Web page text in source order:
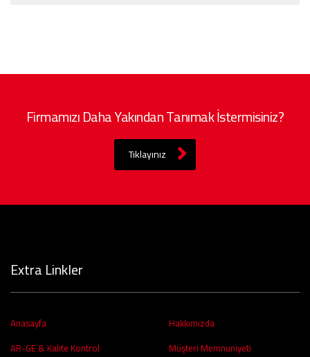
Firmamızı Daha Yakından Tanımak İstermisiniz?
Tıklayınız
Extra Linkler
Anasayfa
Hakkımızda
AR-GE & Kalite Kontrol
Müşteri Memnuniyeti